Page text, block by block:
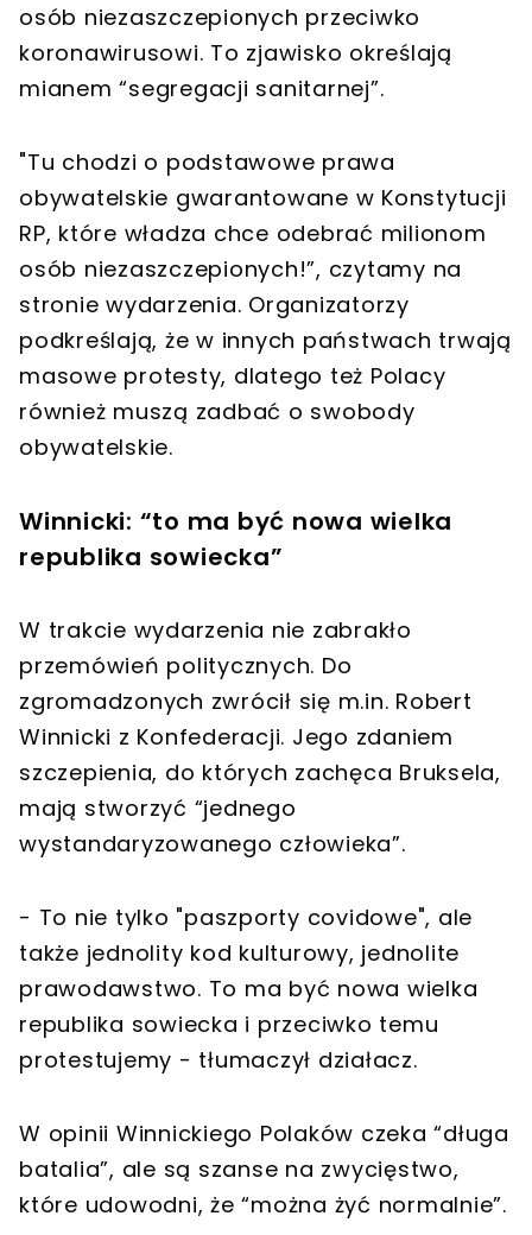
osób niezaszczepionych przeciwko
koronawirusowi. To zjawisko określają
mianem “segregacji sanitarnej”.
"Tu chodzi o podstawowe prawa
obywatelskie gwarantowane w Konstytucji
RP, które władza chce odebrać milionom
osób niezaszczepionych!”, czytamy na
stronie wydarzenia. Organizatorzy
podkreślają, że w innych państwach trwają
masowe protesty, dlatego też Polacy
również muszą zadbać o swobody
obywatelskie.
Winnicki: “to ma być nowa wielka
republika sowiecka”
W trakcie wydarzenia nie zabrakło
przemówień politycznych. Do
zgromadzonych zwrócił się m.in. Robert
Winnicki z Konfederacji. Jego zdaniem
szczepienia, do których zachęca Bruksela,
mają stworzyć “jednego
wystandaryzowanego człowieka”.
- To nie tylko "paszporty covidowe", ale
także jednolity kod kulturowy, jednolite
prawodawstwo. To ma być nowa wielka
republika sowiecka i przeciwko temu
protestujemy - tłumaczył działacz.
W opinii Winnickiego Polaków czeka “długa
batalia”, ale są szanse na zwycięstwo,
które udowodni, że “można żyć normalnie”.